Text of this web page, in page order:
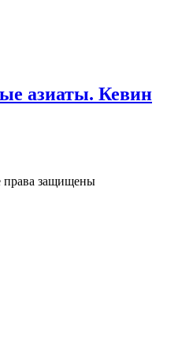
азиаты. Кевин
права защищены